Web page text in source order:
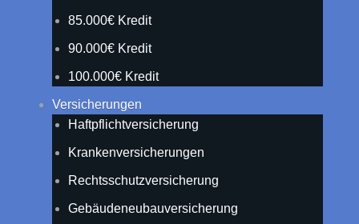
85.000€ Kredit
90.000€ Kredit
100.000€ Kredit
Versicherungen
Haftpflichtversicherung
Krankenversicherungen
Rechtsschutzversicherung
Gebäudeneubauversicherung